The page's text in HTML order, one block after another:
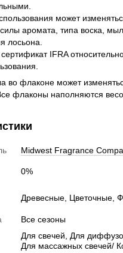
может
аромата, типа воска,
лосьона.
IFRA
во флаконе может
флаконы наполняются
Midwest Fragrance
0%
Древесные, Цветочные,
Все сезоны
Для свечей, Для
Для массажных свечей/